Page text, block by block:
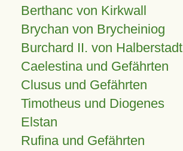
Berthanc von Kirkwall
Brychan von Brycheiniog
Burchard II. von Halberstadt
Caelestina und Gefährten
Clusus und Gefährten
Timotheus und Diogenes
Elstan
Rufina und Gefährten